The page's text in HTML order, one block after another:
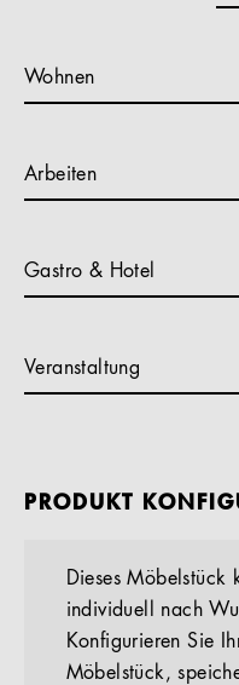
Wohnen
Arbeiten
Gastro & Hotel
Veranstaltung
PRODUKT
Dieses Möbelstück
individuell nach
Konfigurieren Sie
Möbelstück,